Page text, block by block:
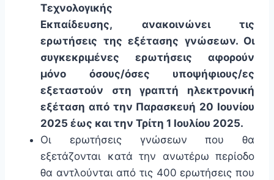
Τεχνολογικής
Εκπαίδευσης, ανακοινώνει τις
ερωτήσεις της εξέτασης γνώσεων. Οι
συγκεκριμένες ερωτήσεις αφορούν
μόνο όσους/όσες υποψήφιους/ες
εξεταστούν στη γραπτή ηλεκτρονική
εξέταση από την Παρασκευή 20 Ιουνίου
2025 έως και την Τρίτη 1 Ιουλίου 2025.
Οι ερωτήσεις γνώσεων που θα
εξετάζονται κατά την ανωτέρω περίοδο
θα αντλούνται από τις 400 ερωτήσεις που